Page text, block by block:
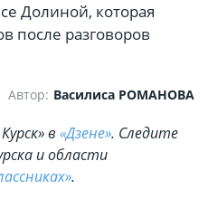
Долиной, которая
после разговоров
Автор: Василиса РОМАНОВА
в «Дзене». Cледите
и области
.